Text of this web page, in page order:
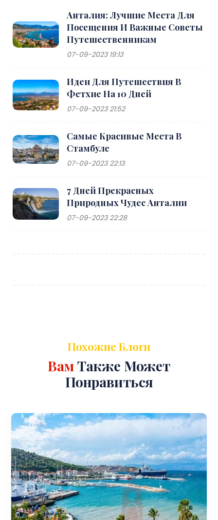
Анталия: Лучшие Места Для
Посещения И Важные Советы
Путешественникам
07-09-2023 19:13
Идеи Для Путешествия В
Фетхие На 10 Дней
07-09-2023 21:52
Самые Красивые Места В
Стамбуле
07-09-2023 22:13
7 Дней Прекрасных
Природных Чудес Анталии
07-09-2023 22:28
Похожие Блоги
ВамТакже Может
Понравиться